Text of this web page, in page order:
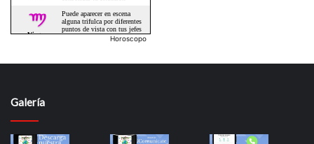
Horoscopo
Galería